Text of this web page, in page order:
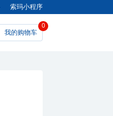
索玛小程序
我的购物车
0